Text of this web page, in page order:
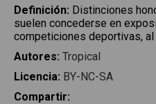
Definición: Distinciones
suelen concederse en
competiciones deportivas,
Autores: Tropical
Licencia: BY-NC-SA
Compartir: